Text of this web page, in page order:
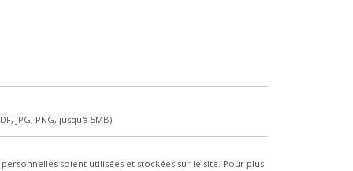
JPG, PNG, jusqu'à 5MB)
soient utilisées et stockées sur le site. Pour plus